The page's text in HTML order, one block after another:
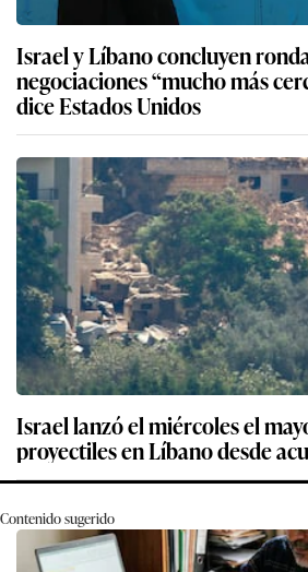
Israel y Líbano concluyen
negociaciones “mucho más
dice Estados Unidos
Israel lanzó el miércoles el
proyectiles en Líbano desde
Contenido sugerido